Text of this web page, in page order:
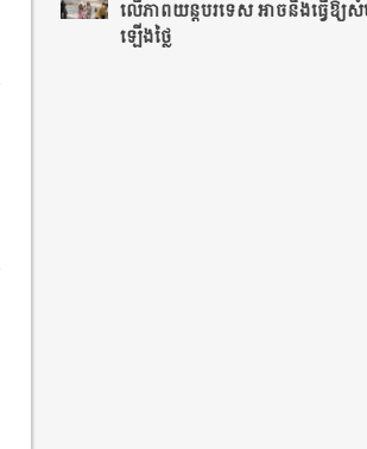
លើភាពយន្តបរទេស អាចនឹងធ្វើឱ្យ
ឡើងថ្លៃ